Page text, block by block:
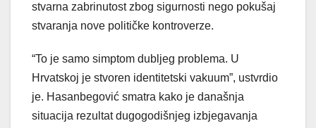
stvarna zabrinutost zbog sigurnosti nego pokušaj
stvaranja nove političke kontroverze.
“To je samo simptom dubljeg problema. U
Hrvatskoj je stvoren identitetski vakuum”, ustvrdio
je. Hasanbegović smatra kako je današnja
situacija rezultat dugogodišnjeg izbjegavanja